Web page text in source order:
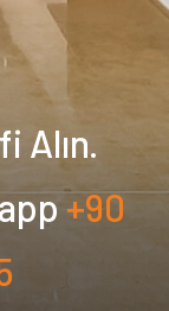
Alın.
+90